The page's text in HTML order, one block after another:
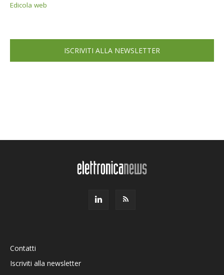
Edicola web
ISCRIVITI ALLA NEWSLETTER
Contatti
Iscriviti alla newsletter